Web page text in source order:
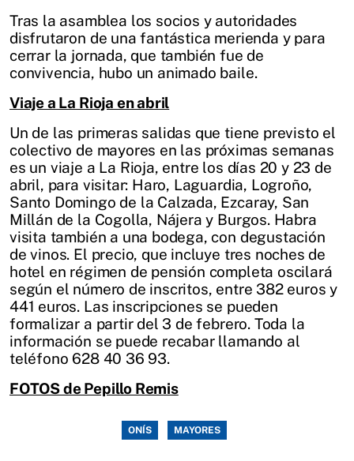
Tras la asamblea los socios y autoridades
disfrutaron de una fantástica merienda y para
cerrar la jornada, que también fue de
convivencia, hubo un animado baile.
Viaje a La Rioja en abril
Un de las primeras salidas que tiene previsto el
colectivo de mayores en las próximas semanas
es un viaje a La Rioja, entre los días 20 y 23 de
abril, para visitar: Haro, Laguardia, Logroño,
Santo Domingo de la Calzada, Ezcaray, San
Millán de la Cogolla, Nájera y Burgos. Habra
visita también a una bodega, con degustación
de vinos. El precio, que incluye tres noches de
hotel en régimen de pensión completa oscilará
según el número de inscritos, entre 382 euros y
441 euros. Las inscripciones se pueden
formalizar a partir del 3 de febrero. Toda la
información se puede recabar llamando al
teléfono 628 40 36 93.
FOTOS de Pepillo Remis
ONÍS MAYORES